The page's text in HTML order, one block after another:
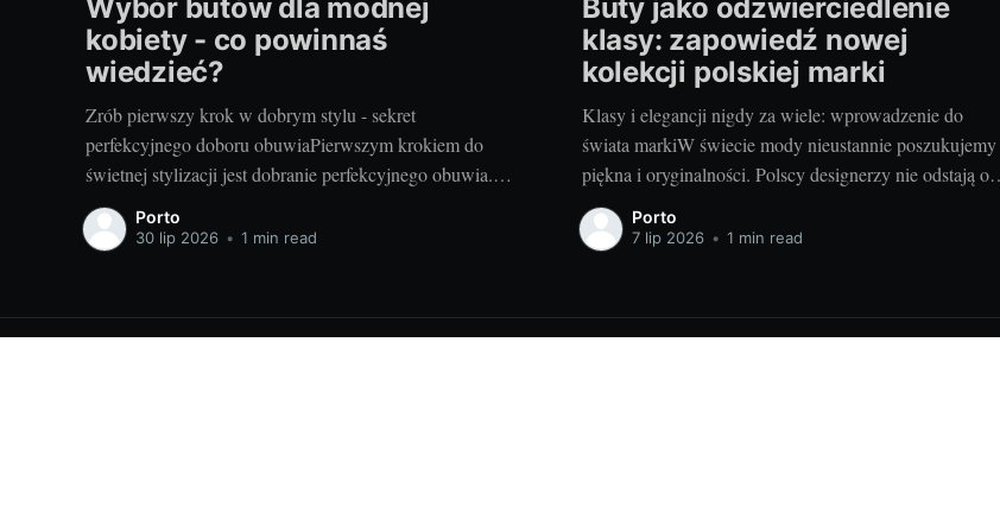
Wybór butów dla modnej
kobiety - co powinnaś
wiedzieć?
Zrób pierwszy krok w dobrym stylu - sekret
perfekcyjnego doboru obuwiaPierwszym krokiem do
świetnej stylizacji jest dobranie perfekcyjnego obuwia.
Buty to fundament każdej modnej kobiety, które
decydują o komforcie i zakresie ruchu, ale przede
znalezieniu równowagi
Porto
30 lip 2026 • 1 min read
Buty jako odzwierciedlenie
klasy: zapowiedź nowej
kolekcji polskiej marki
Klasy i elegancji nigdy za wiele: wprowadzenie do
świata markiW świecie mody nieustannie poszukujemy
piękna i oryginalności. Polscy designerzy nie odstają od
światowych trendów, tworząc kolekcje, które przyciągają
uwagę nawet najbardziej wymagających fashionistek.
Porto
7 lip 2026 • 1 min read